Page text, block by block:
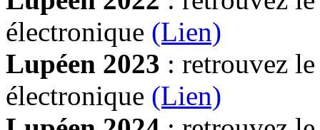
électronique (Lien)
Lupéen 2023 : retrouvez
électronique (Lien)